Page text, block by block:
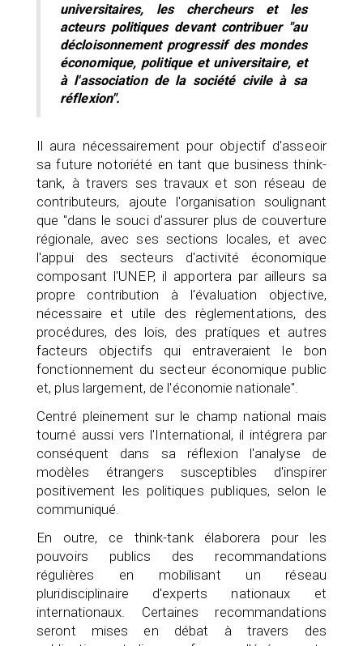
universitaires, les chercheurs et les
acteurs politiques devant contribuer "au
décloisonnement progressif des mondes
économique, politique et universitaire, et
à l'association de la société civile à sa
réflexion".
Il aura nécessairement pour objectif d'asseoir
sa future notoriété en tant que business think-
tank, à travers ses travaux et son réseau de
contributeurs, ajoute l'organisation soulignant
que "dans le souci d'assurer plus de couverture
régionale, avec ses sections locales, et avec
l'appui des secteurs d'activité économique
composant l'UNEP, il apportera par ailleurs sa
propre contribution à l'évaluation objective,
nécessaire et utile des règlementations, des
procédures, des lois, des pratiques et autres
facteurs objectifs qui entraveraient le bon
fonctionnement du secteur économique public
et, plus largement, de l'économie nationale".
Centré pleinement sur le champ national mais
tourné aussi vers l'International, il intégrera par
conséquent dans sa réflexion l'analyse de
modèles étrangers susceptibles d'inspirer
positivement les politiques publiques, selon le
communiqué.
En outre, ce think-tank élaborera pour les
pouvoirs publics des recommandations
régulières en mobilisant un réseau
pluridisciplinaire d'experts nationaux et
internationaux. Certaines recommandations
seront mises en débat à travers des